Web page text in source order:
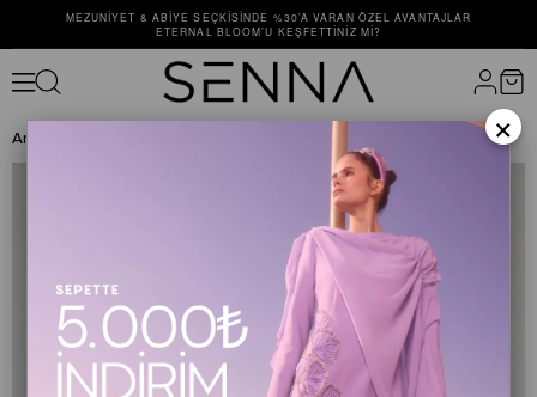
MEZUNIYET & ABIYE SEÇKISINDE %30’A VARAN ÖZEL AVANTAJLAR
ETERNAL BLOOM’U KEŞFETTINIZ MI?
Anasayfa ×